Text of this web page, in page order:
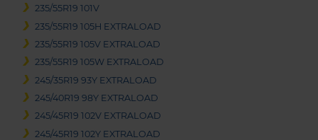
235/55R19 101V
235/55R19 105H EXTRALOAD
235/55R19 105V EXTRALOAD
235/55R19 105W EXTRALOAD
245/35R19 93Y EXTRALOAD
245/40R19 98Y EXTRALOAD
245/45R19 102V EXTRALOAD
245/45R19 102Y EXTRALOAD